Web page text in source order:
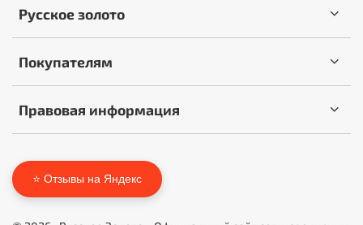
Русское золото
Покупателям
Правовая информация
⭐ Отзывы на Яндекс